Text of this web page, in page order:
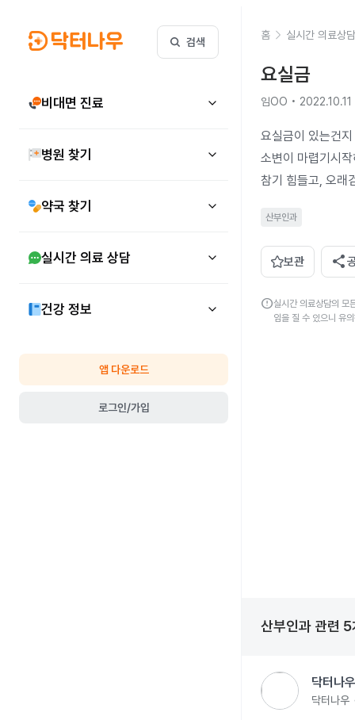
검색
비대면 진료
병원 찾기
약국 찾기
실시간 의료 상담
건강 정보
앱 다운로드
로그인/가입
홈 실시간 의료상담
요실금
임OO • 2022.10.11
요실금이 있는건지
소변이 마렵기시
참기 힘들고, 오래
산부인과
보관 share
error실시간 의료상담의 모
임을 질 수 있으니 유
산부인과 관련 5
닥터나
닥터나우